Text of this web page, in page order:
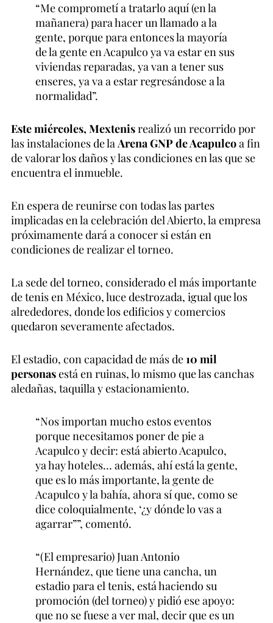
“Me comprometí a tratarlo aquí (en la
mañanera) para hacer un llamado a la
gente, porque para entonces la mayoría
de la gente en Acapulco ya va estar en sus
viviendas reparadas, ya van a tener sus
enseres, ya va a estar regresándose a la
normalidad”.
Este miércoles, Mextenisrealizó un recorrido por
las instalaciones de laArena GNP de Acapulcoa fin
de valorar los daños y las condiciones en las que se
encuentra el inmueble.
En espera de reunirse con todas las partes
implicadas en la celebración del Abierto, la empresa
próximamente dará a conocer si están en
condiciones de realizar el torneo.
La sede del torneo, considerado el más importante
de tenis en México, luce destrozada, igual que los
alrededores, donde los edificios y comercios
quedaron severamente afectados.
El estadio, con capacidad de más de10 mil
personasestá en ruinas, lo mismo que las canchas
aledañas, taquilla y estacionamiento.
“Nos importan mucho estos eventos
porque necesitamos poner de pie a
Acapulco y decir: está abierto Acapulco,
ya hay hoteles… además, ahí está la gente,
que es lo más importante, la gente de
Acapulco y la bahía, ahora sí que, como se
dice coloquialmente, ‘¿y dónde lo vas a
agarrar””, comentó.
“(El empresario) Juan Antonio
Hernández, que tiene una cancha, un
estadio para el tenis, está haciendo su
promoción (del torneo) y pidió ese apoyo:
que no se fuese a ver mal, decir que es un